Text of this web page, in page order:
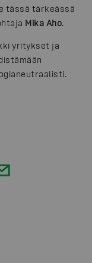
tässä tärkeässä
Mika Aho.
yritykset ja